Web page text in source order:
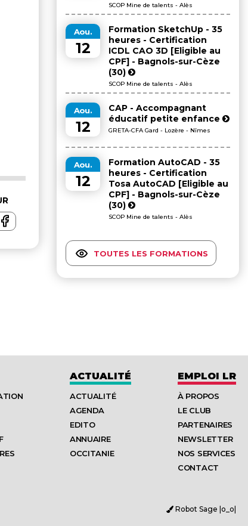
SCOP Mine de talents - Alès
Aou.
12
Formation SketchUp - 35
heures - Certification
ICDL CAO 3D [Eligible au
CPF] - Bagnols-sur-Cèze
(30)
SCOP Mine de talents - Alès
Aou.
12
CAP - Accompagnant
éducatif petite enfance
GRETA-CFA Gard - Lozère - Nîmes
Aou.
12
Formation AutoCAD - 35
heures - Certification
Tosa AutoCAD [Eligible au
CPF] - Bagnols-sur-Cèze
(30)
SCOP Mine de talents - Alès
TOUTES LES FORMATIONS
ACTUALITÉ
ACTUALITÉ
AGENDA
EDITO
ANNUAIRE
OCCITANIE
EMPLOI LR
À PROPOS
LE CLUB
PARTENAIRES
NEWSLETTER
NOS SERVICES
CONTACT
Robot Sage |o_o|